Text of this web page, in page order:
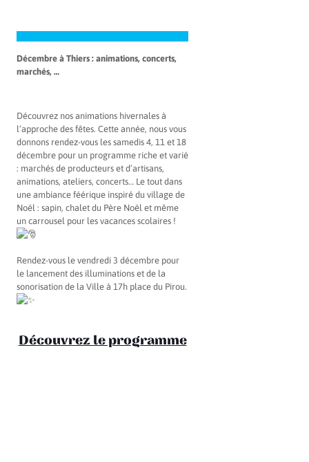
Décembre à Thiers : animations, concerts,
marchés, …
Découvrez nos animations hivernales à
l’approche des fêtes. Cette année, nous vous
donnons rendez-vous les samedis 4, 11 et 18
décembre pour un programme riche et varié
: marchés de producteurs et d’artisans,
animations, ateliers, concerts… Le tout dans
une ambiance féérique inspiré du village de
Noël : sapin, chalet du Père Noël et même
un carrousel pour les vacances scolaires !
Rendez-vous le vendredi 3 décembre pour
le lancement des illuminations et de la
sonorisation de la Ville à 17h place du Pirou.
Découvrez le programme